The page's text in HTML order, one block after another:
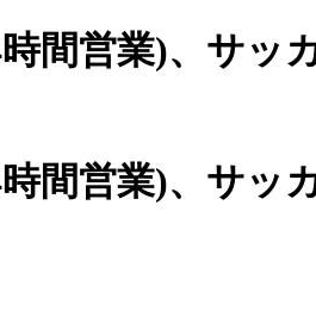
間営業)、 サッ
間営業)、サッ